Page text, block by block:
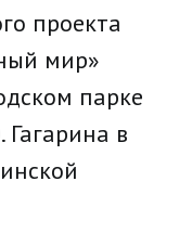
проекта
мир»
парке
в